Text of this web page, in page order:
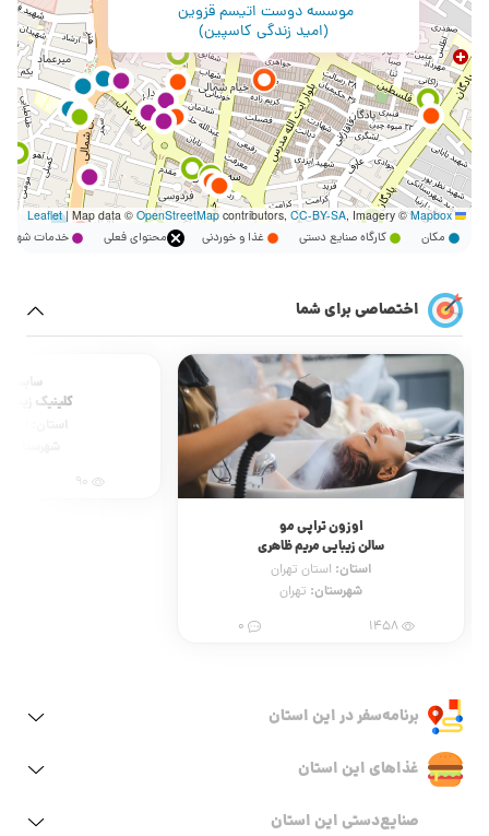
موسسه دوست اتیسم قزوین
(امید زندگی کاسپین)
Leaflet
| Map data © OpenStreetMapcontributors, CC-BY-SA, Imagery ©Mapbox
مکان کارگاه صنایع دستی غذا و خوردنی محتوای فعلی خدمات
اختصاصی برای شما
اوزون تراپی مو
سالن زیبایی مریم ظاهری
استان: استان تهران
شهرستان: تهران
1458
0
برنامه‌سفر‌ در این استان
غذاهای این استان
صنایع‌دستی این استان